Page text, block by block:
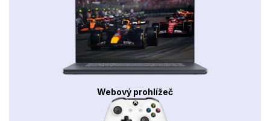
Webový prohlížeč